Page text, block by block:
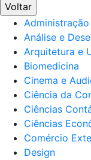
Voltar
Administração
Análise e
Arquitetura e
Biomedicina
Cinema e
Ciência da
Ciências
Ciências
Comércio
Design